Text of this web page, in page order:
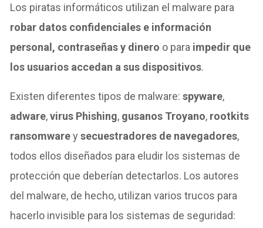
Los piratas informáticos utilizan el malware para
robar datos confidenciales e información
personal, contraseñas y dinero o para impedir que
los usuarios accedan a sus dispositivos.
Existen diferentes tipos de malware:spyware,
adware,virus Phishing, gusanos Troyano, rootkits
ransomwareysecuestradores de navegadores,
todos ellos diseñados para eludir los sistemas de
protección que deberían detectarlos. Los autores
del malware, de hecho, utilizan varios trucos para
hacerlo invisible para los sistemas de seguridad: